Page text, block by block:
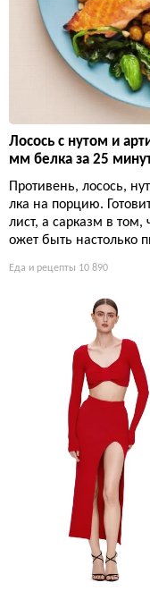
Лосось с нутом и
мм белка за 25
Противень, лосось,
лка на порцию.
лист, а сарказм в том,
ожет быть настолько
Еда и рецепты 10 890